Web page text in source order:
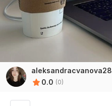
aleksandracvanova28
0.0 (0)